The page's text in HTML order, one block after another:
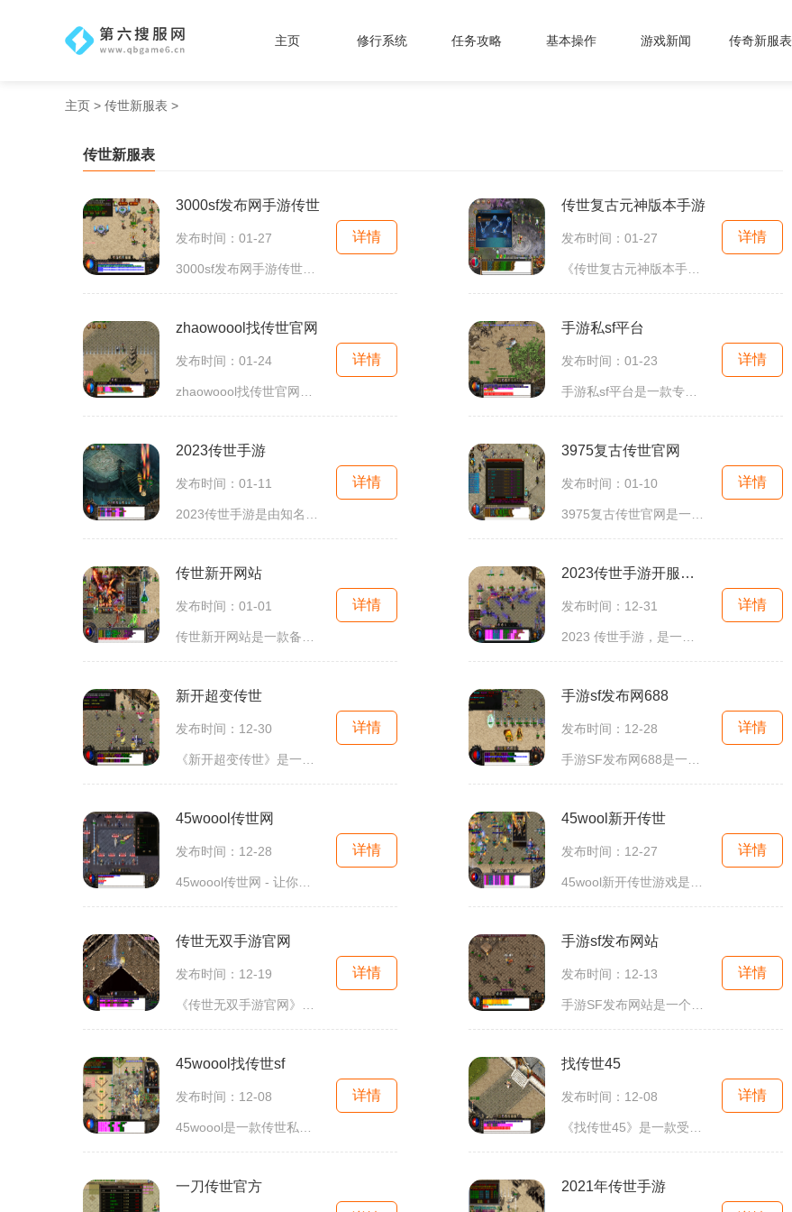
主页 修行系统 任务攻略 基本操作 游戏新闻 传奇新服表
主页 > 传世新服表 >
传世新服表
3000sf发布网手游传世
发布时间：01-27 详情
传世复古元神版本手游
发布时间：01-27 详情
zhaowoool找传世官网
发布时间：01-24 详情
手游私sf平台
发布时间：01-23 详情
2023传世手游
发布时间：01-11 详情
3975复古传世官网
发布时间：01-10 详情
传世新开网站
发布时间：01-01 详情
2023传世手游开服网站大全
发布时间：12-31 详情
新开超变传世
发布时间：12-30 详情
手游sf发布网688
发布时间：12-28 详情
45woool传世网
发布时间：12-28 详情
45wool新开传世
发布时间：12-27 详情
传世无双手游官网
发布时间：12-19 详情
手游sf发布网站
发布时间：12-13 详情
45woool找传世sf
发布时间：12-08 详情
找传世45
发布时间：12-08 详情
一刀传世官方 2021年传世手游